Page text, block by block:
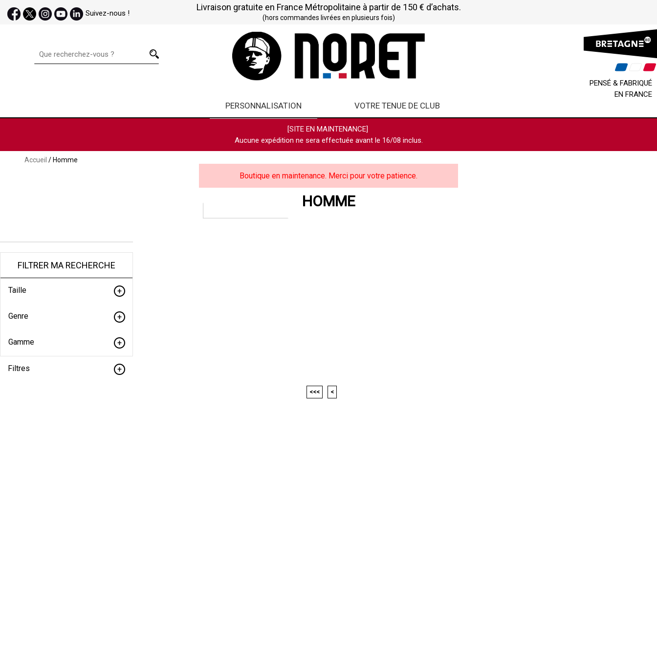
Suivez-nous !
Livraison gratuite en France Métropolitaine à partir de 150 € d’achats.
(hors commandes livrées en plusieurs fois)
PENSÉ & FABRIQUÉ
EN FRANCE
PERSONNALISATION VOTRE TENUE DE CLUB
[SITE EN MAINTENANCE]
Aucune expédition ne sera effectuée avant le 16/08 inclus.
Accueil / Homme
Boutique en maintenance. Merci pour votre patience.
HOMME
FILTRER MA RECHERCHE
Taille
Genre
Gamme
Filtres
<<< <